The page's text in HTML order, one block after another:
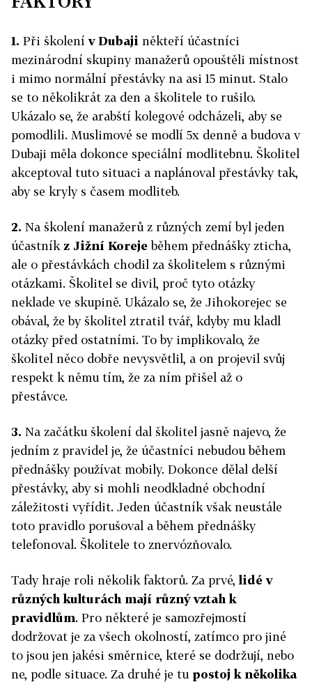
1. Při školenív Dubaji někteří účastníci
mezinárodní skupiny manažerů opouštěli místnost
i mimo normální přestávky na asi 15 minut. Stalo
se to několikrát za den a školitele to rušilo.
Ukázalo se, že arabští kolegové odcházeli, aby se
pomodlili. Muslimové se modlí 5x denně a budova v
Dubaji měla dokonce speciální modlitebnu. Školitel
akceptoval tuto situaci a naplánoval přestávky tak,
aby se kryly s časem modliteb.
2. Na školení manažerů z různých zemí byl jeden
účastník z Jižní Korejeběhem přednášky zticha,
ale o přestávkách chodil za školitelem s různými
otázkami. Školitel se divil, proč tyto otázky
neklade ve skupině. Ukázalo se, že Jihokorejec se
obával, že by školitel ztratil tvář, kdyby mu kladl
otázky před ostatními. To by implikovalo, že
školitel něco dobře nevysvětlil, a on projevil svůj
respekt k němu tím, že za ním přišel až o
přestávce.
3. Na začátku školení dal školitel jasně najevo, že
jedním z pravidel je, že účastníci nebudou během
přednášky používat mobily. Dokonce dělal delší
přestávky, aby si mohli neodkladné obchodní
záležitosti vyřídit. Jeden účastník však neustále
toto pravidlo porušoval a během přednášky
telefonoval. Školitele to znervózňovalo.
Tady hraje roli několik faktorů. Za prvé, lidé v
různých kulturách mají různý vztah k
pravidlům. Pro některé je samozřejmostí
dodržovat je za všech okolností, zatímco pro jiné
to jsou jen jakési směrnice, které se dodržují, nebo
ne, podle situace. Za druhé je tu postoj k několika